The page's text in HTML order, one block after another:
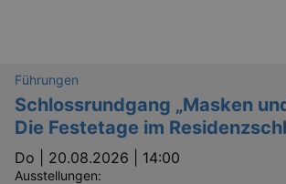
Führungen
Schlossrundgang „Masken
Die Festetage im
Do | 20.08.2026 | 14:00
Ausstellungen: